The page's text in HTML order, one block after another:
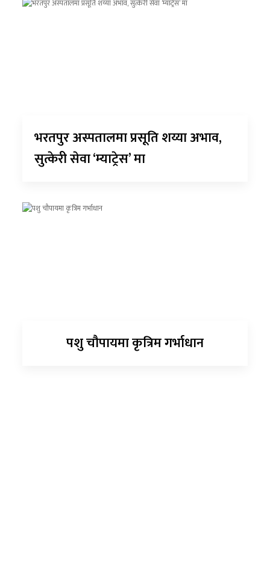
भरतपुर अस्पतालमा प्रसूति शय्या अभाव,
सुत्केरी सेवा ‘म्याट्रेस’ मा
पशु चौपायमा कृत्रिम गर्भाधान